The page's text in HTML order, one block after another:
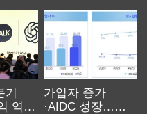
기
역대
가입자 증가
·AIDC 성장…